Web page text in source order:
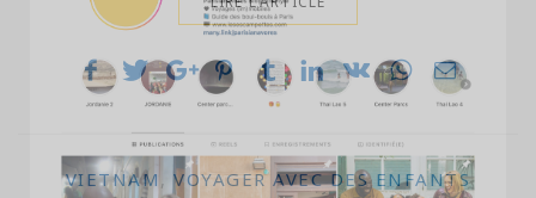
VIETNAM ,VOYAGER AVEC DES ENFANTS